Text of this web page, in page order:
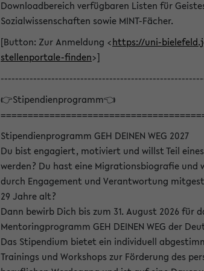
Downloadbereich verfügbaren Listen für
Sozialwissenschaften sowie MINT-Fächer.
[Button: Zur Anmeldung <https://uni-
stellenportale-finden>]
👉Stipendienprogramm👈
Stipendienprogramm GEH DEINEN WEG 2027
Du bist engagiert, motiviert und willst Teil
werden? Du hast eine Migrationsbiografie und
durch Engagement und Verantwortung
29 Jahre alt?
Dann bewirb Dich bis zum 31. August 2026 für
Mentoringprogramm GEH DEINEN WEG der
Das Stipendium bietet ein individuell
Trainings und Workshops zur Förderung des